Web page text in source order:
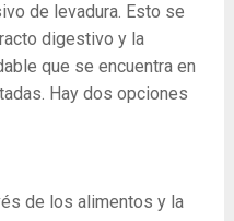
de levadura. Esto se
digestivo y la
que se encuentra en
Hay dos opciones
de los alimentos y la